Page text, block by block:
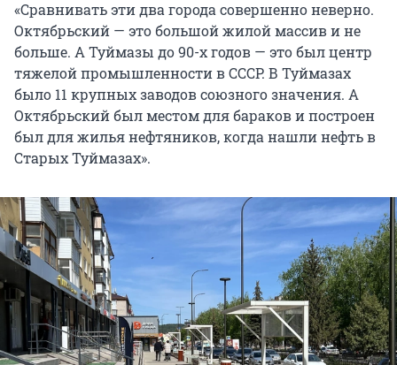
«Сравнивать эти два города совершенно неверно.
Октябрьский — это большой жилой массив и не
больше. А Туймазы до 90-х годов — это был центр
тяжелой промышленности в СССР. В Туймазах
было 11 крупных заводов союзного значения. А
Октябрьский был местом для бараков и построен
был для жилья нефтяников, когда нашли нефть в
Старых Туймазах».